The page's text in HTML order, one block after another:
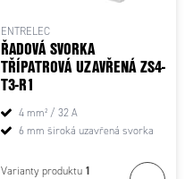
ENTRELEC
ŘADOVÁ SVORKA
TŘÍPATROVÁ UZAVŘENÁ ZS4-
T3-R1
4 mm² / 32 A
6 mm široká uzavřená svorka
Varianty produktu 1